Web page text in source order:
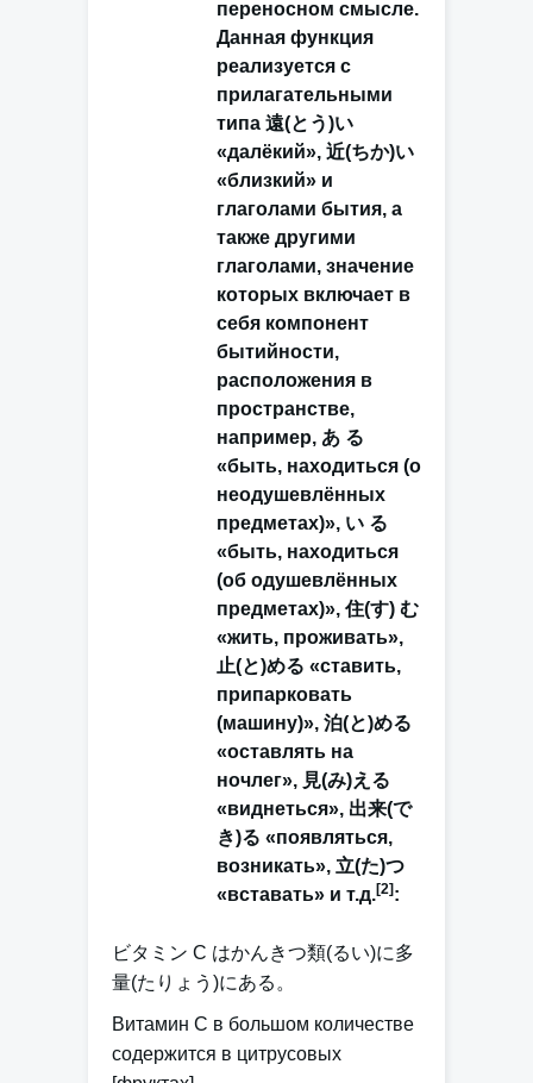
переносном смысле.
Данная функция
реализуется с
прилагательными
типа 遠(とう)い
«далёкий», 近(ちか)い
«близкий» и
глаголами бытия, а
также другими
глаголами, значение
которых включает в
себя компонент
бытийности,
расположения в
пространстве,
например, あ る
«быть, находиться (о
неодушевлённых
предметах)», い る
«быть, находиться
(об одушевлённых
предметах)», 住(す) む
«жить, проживать»,
止(と)める «ставить,
припарковать
(машину)», 泊(と)める
«оставлять на
ночлег», 見(み)える
«виднеться», 出来(で
き)る «появляться,
возникать», 立(た)つ
«вставать» и т.д.[2] :
ビタミン C はかんきつ類(るい)に多
量(たりょう)にある。
Витамин C в большом количестве
содержится в цитрусовых